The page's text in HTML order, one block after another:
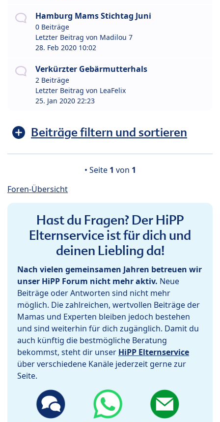
Hamburg Mams Stichtag Juni
0 Beiträge
Letzter Beitrag von Madilou 7
28. Feb 2020 10:02
Verkürzter Gebärmutterhals
2 Beiträge
Letzter Beitrag von LeaFelix
25. Jan 2020 22:23
Beiträge filtern und sortieren
• Seite 1 von 1
Foren-Übersicht
Hast du Fragen? Der HiPP
Elternservice ist für dich und
deinen Liebling da!
Nach vielen gemeinsamen Jahren betreuen wir
unser HiPP Forum nicht mehr aktiv. Neue
Beiträge oder Antworten sind nicht mehr
möglich. Die zahlreichen, wertvollen Beiträge der
Mamas und Experten bleiben jedoch bestehen
und sind weiterhin für dich zugänglich. Damit du
auch künftig die bestmögliche Beratung
bekommst, steht dir unser HiPP Elternservice
über verschiedene Kanäle jederzeit gerne zur
Seite.